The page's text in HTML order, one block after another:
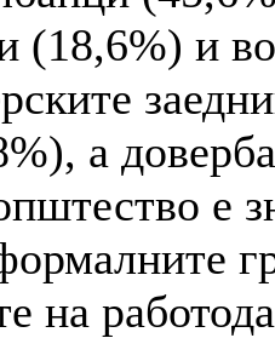
(18,6%) и
а
е
на